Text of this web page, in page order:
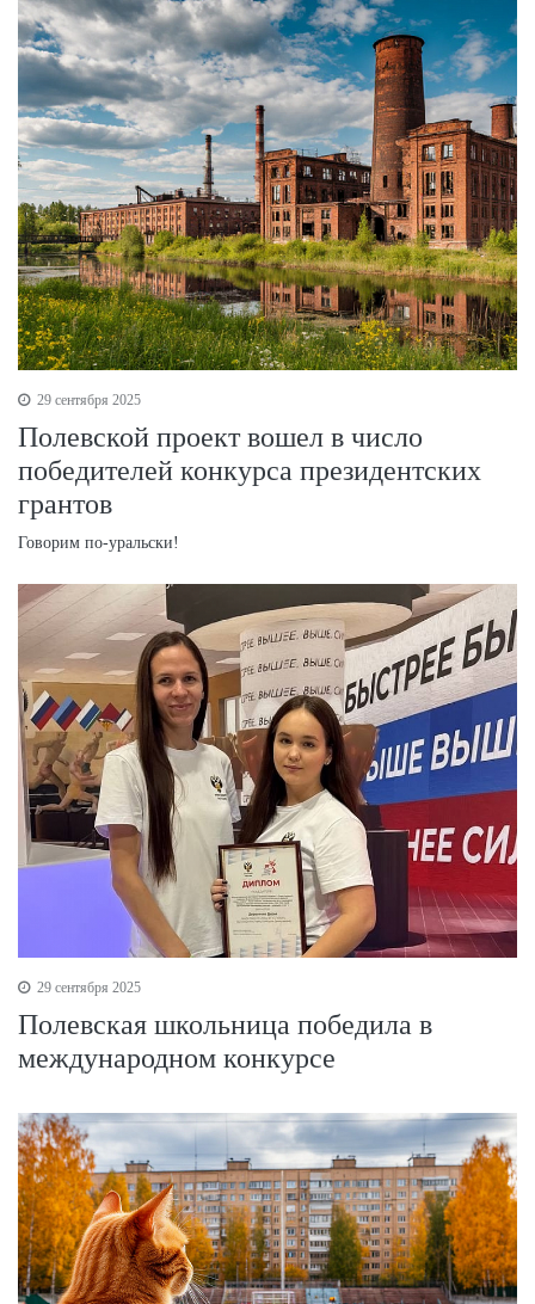
29 сентября 2025
Полевской проект вошел в число
победителей конкурса президентских
грантов
Говорим по-уральски!
29 сентября 2025
Полевская школьница победила в
международном конкурсе